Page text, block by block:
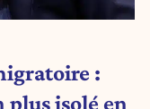
:
plus isolé en